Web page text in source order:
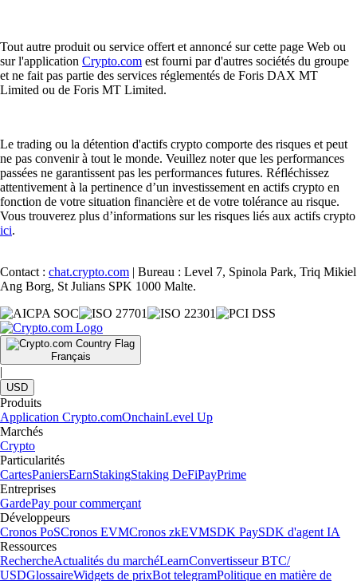
Tout autre produit ou service offert et annoncé sur cette page Web ou
sur l'application Crypto.com est fourni par d'autres sociétés du groupe
et ne fait pas partie des services réglementés de Foris DAX MT
Limited ou de Foris MT Limited.
Le trading ou la détention d'actifs crypto comporte des risques et peut
ne pas convenir à tout le monde. Veuillez noter que les performances
passées ne garantissent pas les performances futures. Réfléchissez
attentivement à la pertinence d’un investissement en actifs crypto en
fonction de votre situation financière et de votre tolérance au risque.
Vous trouverez plus d’informations sur les risques liés aux actifs crypto
ici.
Contact : chat.crypto.com | Bureau : Level 7, Spinola Park, Triq Mikiel
Ang Borg, St Julians SPK 1000 Malte.
Français
|
USD
Produits
Application Crypto.comOnchainLevel Up
Marchés
Crypto
Particularités
CartesPaniersEarnStakingStaking DeFiPayPrime
Entreprises
GardePay pour commerçant
Développeurs
Cronos PoSCronos EVMCronos zkEVMSDK PaySDK d'agent IA
Ressources
RechercheActualités du marchéLearnConvertisseur BTC/
USDGlossaireWidgets de prixBot telegramPolitique en matière de